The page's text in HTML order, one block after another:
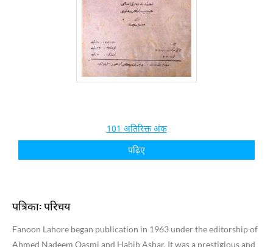
101 अतिरिक्त अंक
पढ़िए
पत्रिका: परिचय
Fanoon Lahore began publication in 1963 under the editorship of
Ahmed Nadeem Qasmi and Habib Ashar. It was a prestigious and